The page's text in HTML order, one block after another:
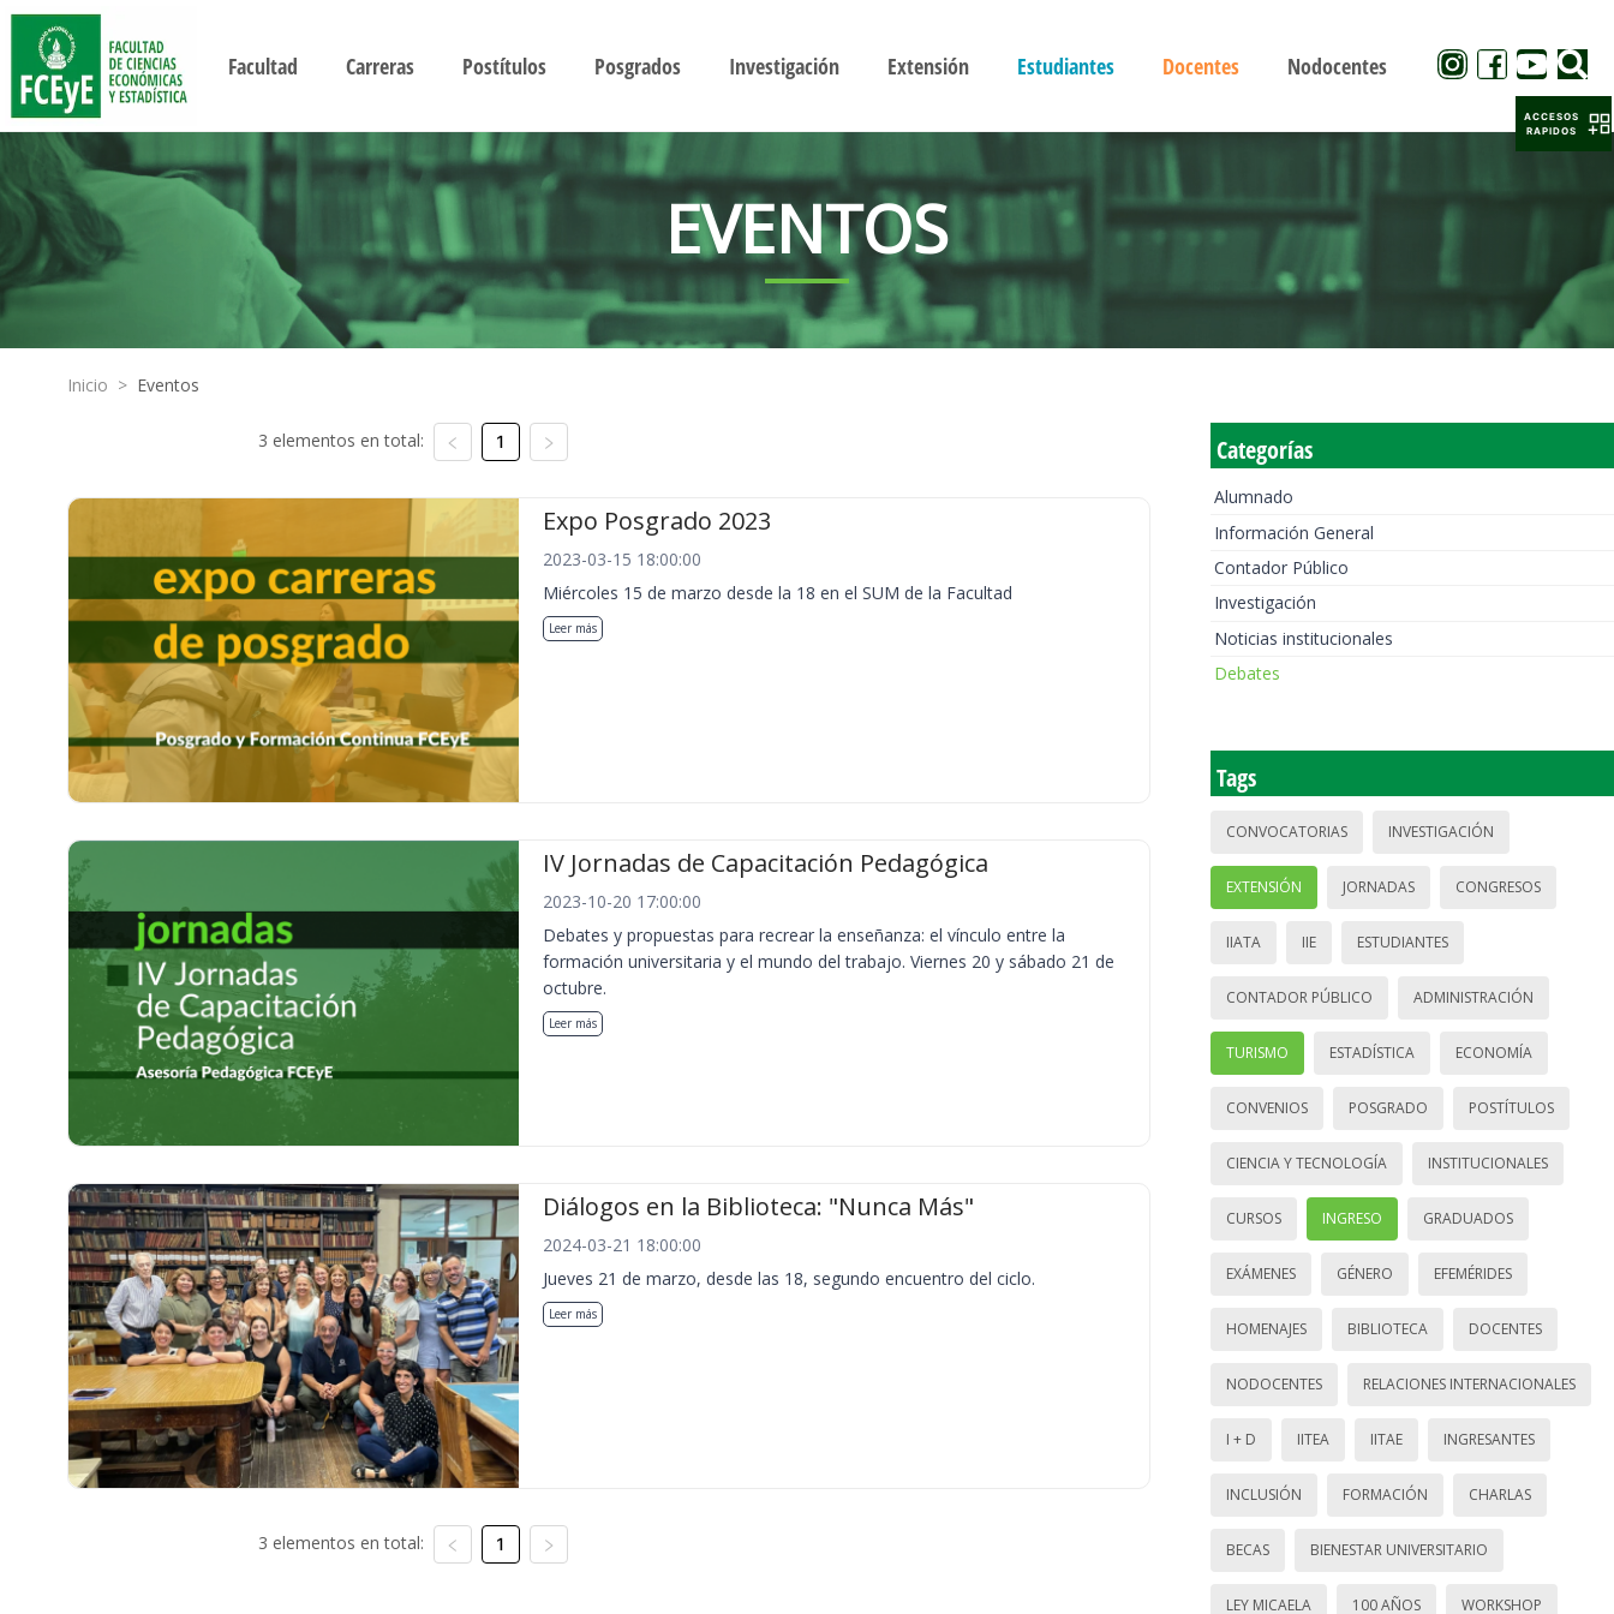
Facultad Carreras Postítulos Posgrados Investigación Extensión Estudiantes Docentes Nodocentes
EVENTOS
Inicio > Eventos
3 elementos en total: 1
Expo Posgrado 2023
2023-03-15 18:00:00
Miércoles 15 de marzo desde la 18 en el SUM de la Facultad
Leer más
IV Jornadas de Capacitación Pedagógica
2023-10-20 17:00:00
Debates y propuestas para recrear la enseñanza: el vínculo entre la
formación universitaria y el mundo del trabajo. Viernes 20 y sábado 21 de
octubre.
Leer más
Diálogos en la Biblioteca: "Nunca Más"
2024-03-21 18:00:00
Jueves 21 de marzo, desde las 18, segundo encuentro del ciclo.
Leer más
3 elementos en total: 1
Categorías
Alumnado
Información General
Contador Público
Investigación
Noticias institucionales
Debates
Tags
CONVOCATORIAS INVESTIGACIÓN
EXTENSIÓN JORNADAS CONGRESOS
IIATA IIE ESTUDIANTES
CONTADOR PÚBLICO ADMINISTRACIÓN
TURISMO ESTADÍSTICA ECONOMÍA
CONVENIOS POSGRADO POSTÍTULOS
CIENCIA Y TECNOLOGÍA INSTITUCIONALES
CURSOS INGRESO GRADUADOS
EXÁMENES GÉNERO EFEMÉRIDES
HOMENAJES BIBLIOTECA DOCENTES
NODOCENTES RELACIONES INTERNACIONALES
I + D IITEA IITAE INGRESANTES
INCLUSIÓN FORMACIÓN CHARLAS
BECAS BIENESTAR UNIVERSITARIO
LEY MICAELA 100 AÑOS WORKSHOP
ACCESOS
RAPIDOS